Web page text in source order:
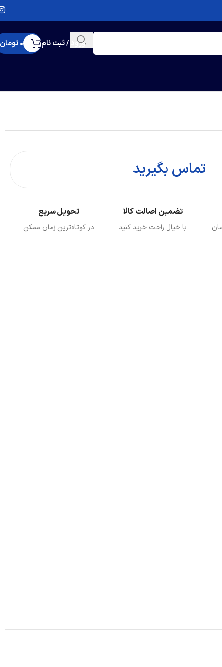
ورود / ثبت نام 0تومان
تماس بگیرید
تضمین اصالت کالا
با خیال راحت خرید کنید
تحویل سریع
در کوتاه‌ترین زمان ممکن